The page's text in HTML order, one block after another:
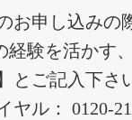
お申し込みの
経験を活かす
とご記入下さ
ヤル： 0120-